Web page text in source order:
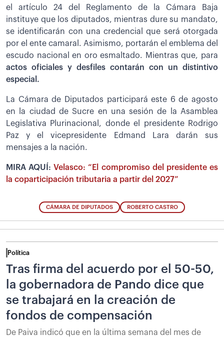
el artículo 24 del Reglamento de la Cámara Baja
instituye que los diputados, mientras dure su mandato,
se identificarán con una credencial que será otorgada
por el ente camaral. Asimismo, portarán el emblema del
escudo nacional en oro esmaltado. Mientras que, para
actos oficiales y desfiles contarán con un distintivo
especial.
La Cámara de Diputados participará este 6 de agosto
en la ciudad de Sucre en una sesión de la Asamblea
Legislativa Plurinacional, donde el presidente Rodrigo
Paz y el vicepresidente Edmand Lara darán sus
mensajes a la nación.
MIRA AQUÍ:Velasco: “El compromiso del presidente es
la coparticipación tributaria a partir del 2027”
CÁMARA DE DIPUTADOS ROBERTO CASTRO
Política
Tras firma del acuerdo por el 50-50,
la gobernadora de Pando dice que
se trabajará en la creación de
fondos de compensación
De Paiva indicó que en la última semana del mes de